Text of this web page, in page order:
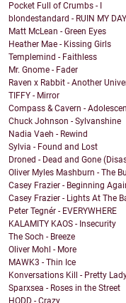
Pocket Full of Crumbs - I
blondestandard - RUIN MY DAY
Matt McLean - Green Eyes
Heather Mae - Kissing Girls
Templemind - Faithless
Mr. Gnome - Fader
Raven x Rabbit - Another
TIFFY - Mirror
Compass & Cavern -
Chuck Johnson - Sylvanshine
Nadia Vaeh - Rewind
Sylvia - Found and Lost
Droned - Dead and Gone
Oliver Myles Mashburn - The
Casey Frazier - Beginning
Casey Frazier - Lights At The
Peter Tegnér - EVERYWHERE
KALAMITY KAOS - Insecurity
The Soch - Breeze
Oliver Mohl - More
MAWK3 - Thin Ice
Konversations Kill - Pretty
Sparxsea - Roses in the Street
HODD - Crazy